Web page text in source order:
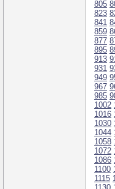
805
823
841
859
877
895
913
931
949
967
985
1002
1016
1030
1044
1058
1072
1086
1100
1115